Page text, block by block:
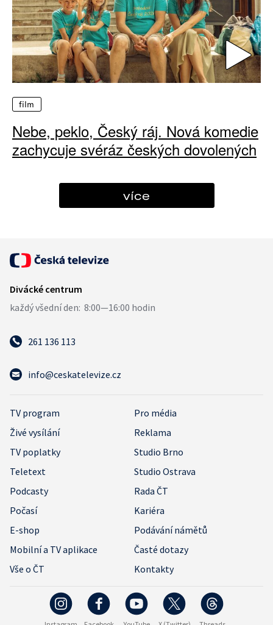
film
Nebe, peklo, Český ráj. Nová komedie
zachycuje svéráz českých dovolených
více
261 136 113
info@ceskatelevize.cz
TV program
Pro média
Živé vysílání
Reklama
TV poplatky
Studio Brno
Teletext
Studio Ostrava
Podcasty
Rada ČT
Počasí
Kariéra
E-shop
Podávání námětů
Mobilní a TV aplikace
Časté dotazy
Vše o ČT
Kontakty